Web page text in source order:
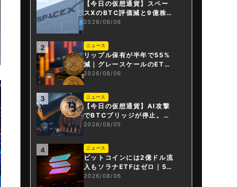
【今日の仮想通貨】スペー
スXのBTC評価減と9億株の
解禁。208億円相当のBTC
が盗難
2026/08/06
2 ニュース
リップル保有が半年で55%
減｜グレースケールのET
F、純資産1.6億ドル減
2026/08/06
3 ニュース
【今日の仮想通貨】AI攻撃
でBTCブリッジが停止。金
融庁が「暗号資産・ステー
2026/08/05
4 ニュース
ビットコインには2億ドル流
入もソラナETFはゼロ｜5営
業日連続で停止
2026/08/06